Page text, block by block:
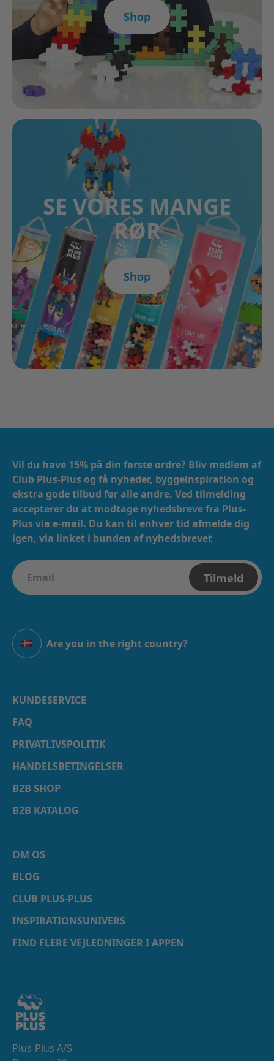
Shop
SE VORES MANGE
RØR
Shop
Plus-Plus A/S
KUNDESERVICE
FAQ
PRIVATLIVSPOLITIK
HANDELSBETINGELSER
B2B SHOP
B2B KATALOG
OM OS
BLOG
CLUB PLUS-PLUS
INSPIRATIONSUNIVERS
FIND FLERE VEJLEDNINGER I APPEN
Vil du have 15% på din første ordre? Bliv medlem af
Club Plus-Plus og få nyheder, byggeinspiration og
ekstra gode tilbud før alle andre. Ved tilmelding
accepterer du at modtage nyhedsbreve fra Plus-
Plus via e-mail. ​​ Du kan til enhver tid afmelde dig
igen, via linket i bunden af nyhedsbrevet
Tilmeld
Danmark
Are you in the right country?